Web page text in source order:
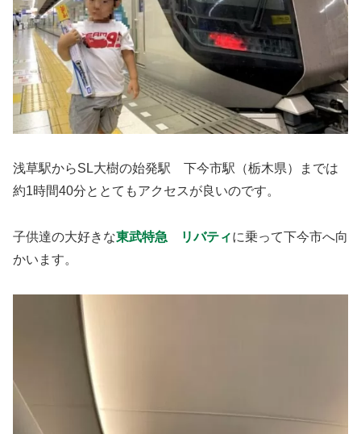
浅草駅からSL大樹の始発駅 下今市駅（栃木県）までは
約1時間40分ととてもアクセスが良いのです。
子供達の大好きな東武特急 リバティに乗って下今市へ向
かいます。